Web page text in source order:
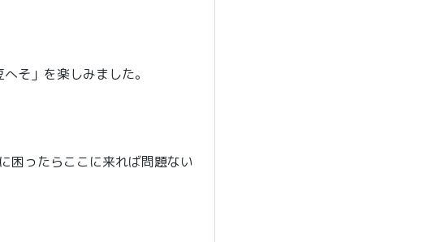
そ」を楽しみました。
困ったらここに来れば問題ない